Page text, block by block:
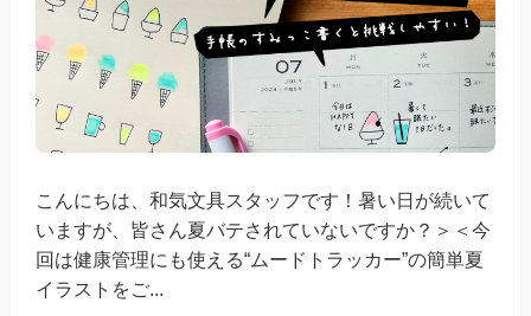
こんにちは、和気文具スタッフです！暑い日が続いて
いますが、皆さん夏バテされていないですか？＞＜今
回は健康管理にも使える“ムードトラッカー”の簡単夏
イラストをご...